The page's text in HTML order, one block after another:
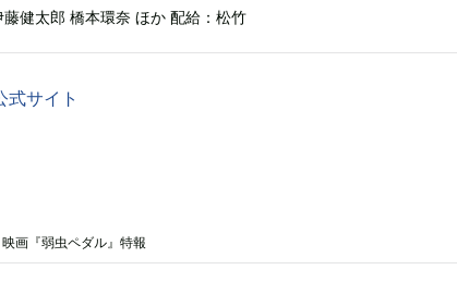
健太郎 橋本環奈 ほか 配給：松竹
式サイト
画『弱虫ペダル』特報